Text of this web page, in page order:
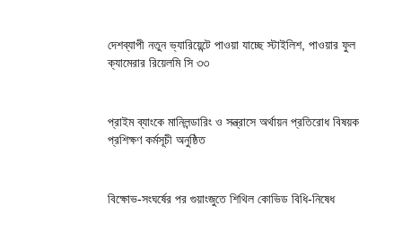
দেশব্যাপী নতুন ভ্যারিয়েন্টে পাওয়া যাচ্ছে স্টাইলিশ, পাওয়ার ফুল
ক্যামেরার রিয়েলমি সি ৩৩
প্রাইম ব্যাংকে মানিলন্ডারিং ও সন্ত্রাসে অর্থায়ন প্রতিরোধ বিষয়ক
প্রশিক্ষণ কর্মসূচী অনুষ্ঠিত
বিক্ষোভ-সংঘর্ষের পর গুয়াংজুতে শিথিল কোভিড বিধি-নিষেধ